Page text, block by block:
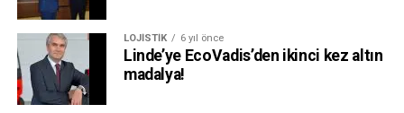
LOJISTIK 6 yıl önce
Linde’ye EcoVadis’den ikinci kez altın
madalya!